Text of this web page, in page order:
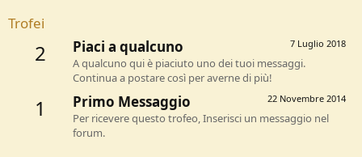
Trofei
2 7 Luglio 2018
Piaci a qualcuno
A qualcuno qui è piaciuto uno dei tuoi messaggi.
Continua a postare così per averne di più!
1 22 Novembre 2014
Primo Messaggio
Per ricevere questo trofeo, Inserisci un messaggio nel
forum.